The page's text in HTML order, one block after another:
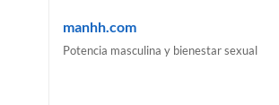
manhh.com
Potencia masculina y bienestar sexual